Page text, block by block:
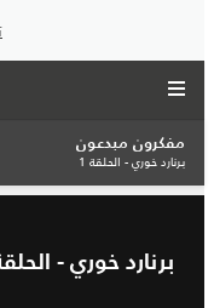
مفكرون مبدعون
برنارد خوري - الحلقة 1
برنارد خوري - الحلقة